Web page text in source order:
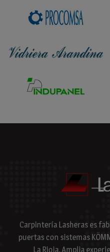
Carpintería Lasheras es
puertas con sistemas
La Rioja. Amplia